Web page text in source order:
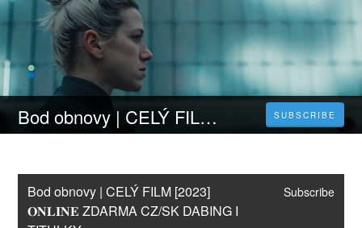
Bod obnovy | CELÝ FILM [2023] 𝐎𝐍𝐋𝐈𝐍𝐄 ZDARMA CZ/SK DABING I TITULKY SUBSCRIBE
Bod obnovy | CELÝ FILM [2023]
𝐎𝐍𝐋𝐈𝐍𝐄 ZDARMA CZ/SK DABING I
Subscribe